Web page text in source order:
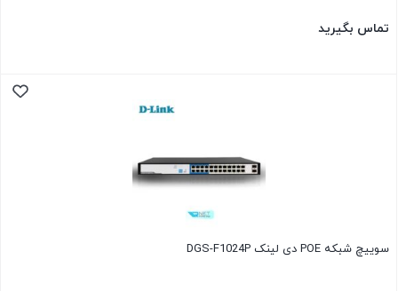
تماس بگیرید
سوییچ شبکه POE دی لینک DGS-F1024P